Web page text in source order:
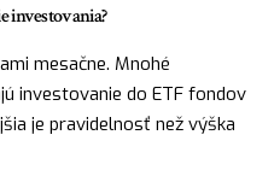
investovania?
mesačne. Mnohé
investovanie do ETF fondov
je pravidelnosť než výška